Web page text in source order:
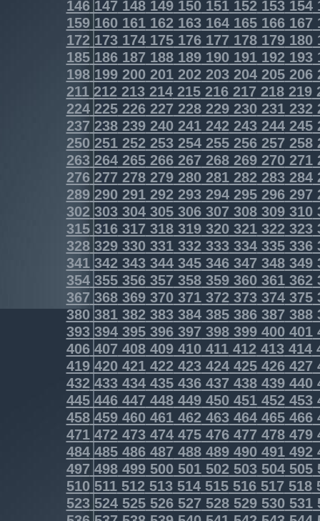
146147148149150151152153154
159160161162163164165166167
172173174175176177178179180
185186187188189190191192193
198199200201202203204205206
211212213214215216217218219
224225226227228229230231232
237238239240241242243244245
250251252253254255256257258
263264265266267268269270271
276277278279280281282283284
289290291292293294295296297
302303304305306307308309310
315316317318319320321322323
328329330331332333334335336
341342343344345346347348349
354355356357358359360361362
367 368369370371372373374375
380381382383384385386387388
393394395396397398399400401
406407408409410411412413414
419420421422423424425426427
432433434435436437438439440
445446447448449450451452453
458459460461462463464465466
471472473474475476477478479
484485486487488489490491492
497498499500501502503504505
510511512513514515516517518
523524525526527528529530531